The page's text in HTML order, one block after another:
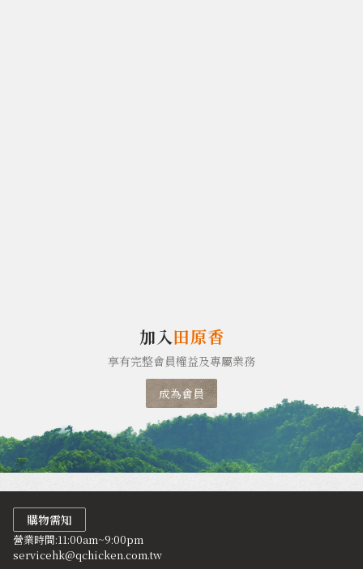
加入田原香
享有完整會員權益及專屬業務
成為會員
購物需知
營業時間:11:00am~9:00pm
servicehk@qchicken.com.tw